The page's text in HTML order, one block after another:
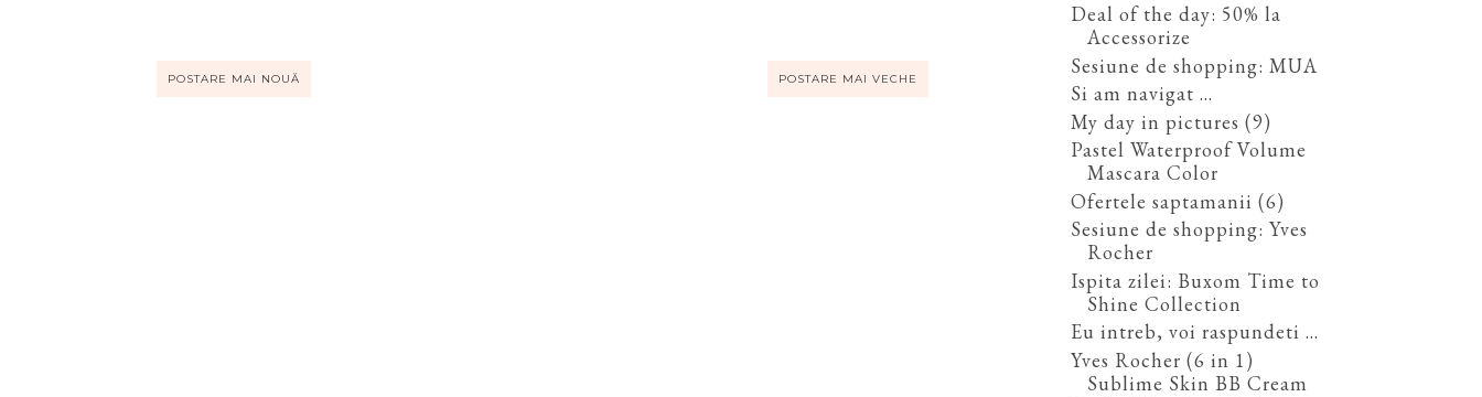
POSTARE MAI NOUĂ POSTARE MAI VECHE
Deal of the day: 50% la
Accessorize
Sesiune de shopping: MUA
Si am navigat ...
My day in pictures (9)
Pastel Waterproof Volume
Mascara Color
Ofertele saptamanii (6)
Sesiune de shopping: Yves
Rocher
Ispita zilei: Buxom Time to
Shine Collection
Eu intreb, voi raspundeti ...
Yves Rocher (6 in 1)
Sublime Skin BB Cream